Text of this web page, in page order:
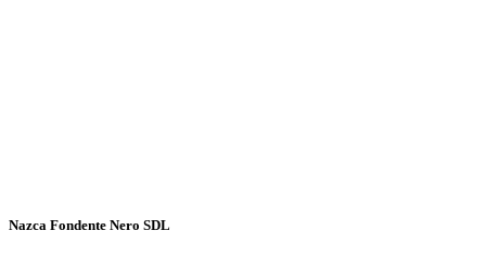
Nazca Fondente Nero SDL